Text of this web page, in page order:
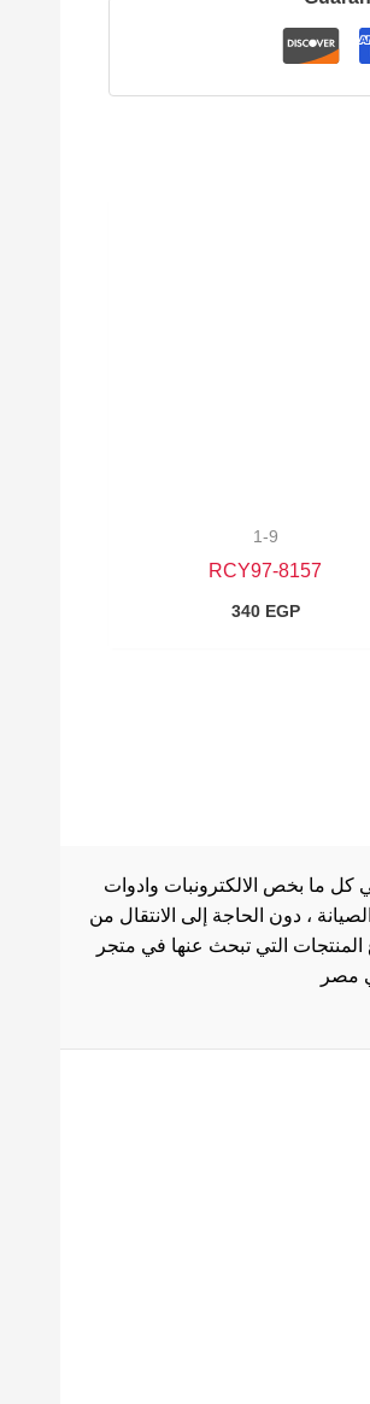
1-9
8157-RCY97
340 EGP
كل ما بخص الالكترونبات وادوات
، دون الحاجة إلى الانتقال من
المنتجات التي تبحث عنها في متجر